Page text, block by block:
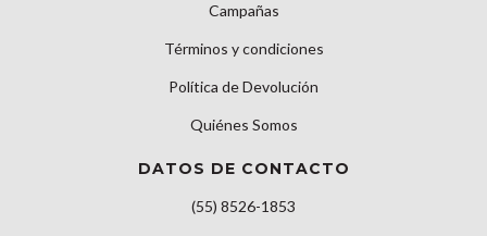
Campañas
Términos y condiciones
Política de Devolución
Quiénes Somos
DATOS DE CONTACTO
(55) 8526-1853